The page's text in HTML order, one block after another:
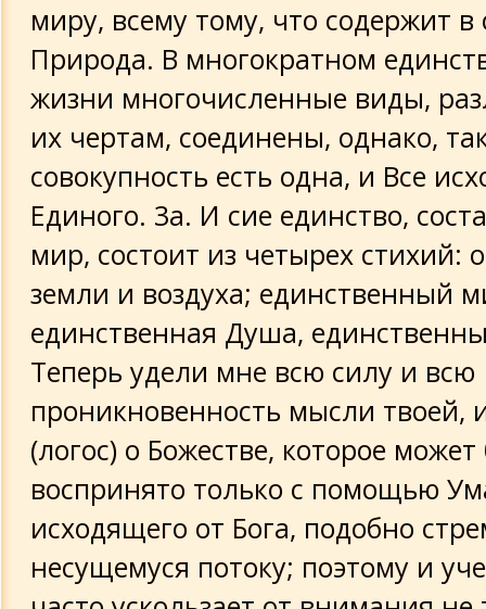
миру, всему тому, что содержит в
Природа. В многократном
жизни многочисленные виды,
их чертам, соединены, однако,
совокупность есть одна, и Все
Единого. 3а. И сие единство,
мир, состоит из четырех стихий:
земли и воздуха; единственный
единственная Душа,
Теперь удели мне всю силу и всю
проникновенность мысли твоей,
(логос) о Божестве, которое
воспринято только с помощью
исходящего от Бога, подобно
несущемуся потоку; поэтому и